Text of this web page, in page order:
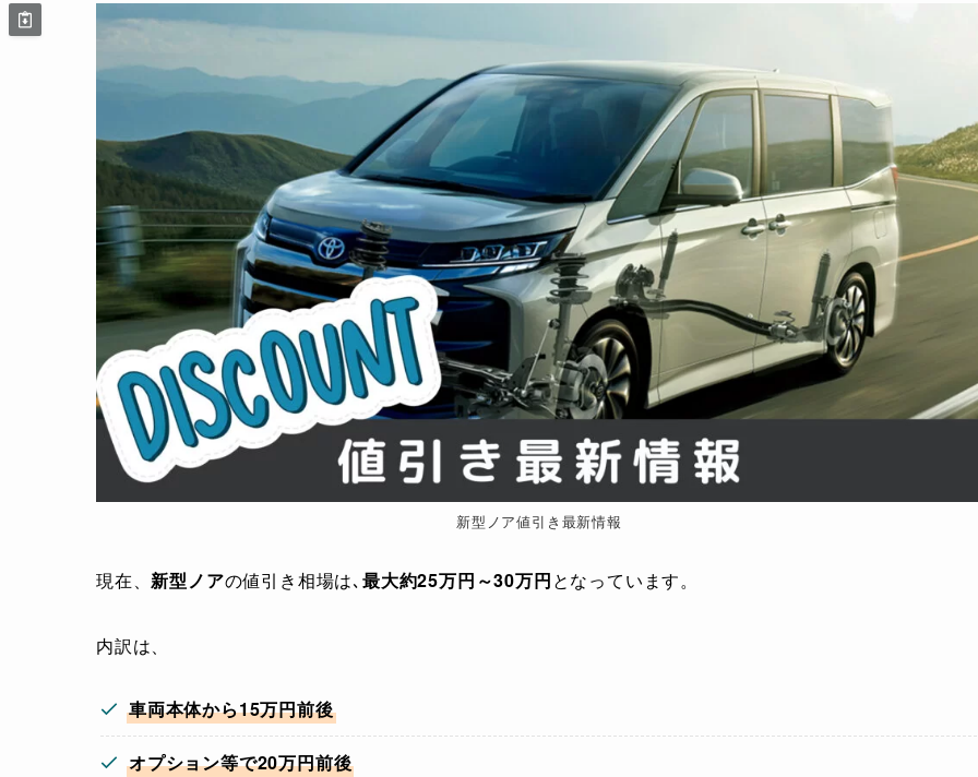
新型ノア値引き最新情報
現在、新型ノアの値引き相場は､最大約25万円～30万円となっています。
内訳は、
車両本体から15万円前後
オプション等で20万円前後